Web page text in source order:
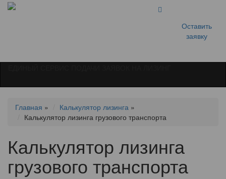
Оставить
заявку
Главная » Калькулятор лизинга »
Калькулятор лизинга грузового транспорта
Калькулятор лизинга
грузового транспорта